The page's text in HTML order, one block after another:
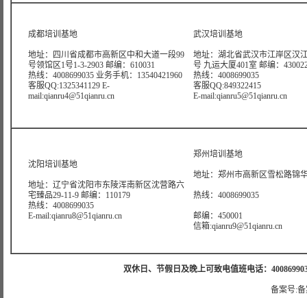
成都培训基地
地址：四川省成都市高新区中和大道一段99
号领馆区1号1-3-2903 邮编：610031
热线：4008699035 业务手机：13540421960
客服QQ:1325341129 E-
mail:qianru4@51qianru.cn
武汉培训基地
地址：湖北省武汉市江岸区汉
号 九运大厦401室 邮编：
热线：4008699035
客服QQ:849322415
E-mail:qianru5@51qianru.cn
沈阳培训基地
地址：辽宁省沈阳市东陵浑南新区沈营路六
宅臻品29-11-9 邮编：110179
热线：4008699035
E-mail:qianru8@51qianru.cn
郑州培训基地
地址：郑州市高新区雪松路锦
热线：4008699035
邮编：450001
信箱:qianru9@51qianru.cn
双休日、节假日及晚上可致电值班电话：
备案号: